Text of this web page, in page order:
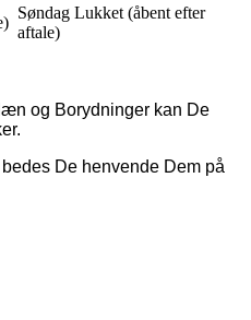
Søndag Lukket (åbent efter
aftale)
og Borydninger kan De
De henvende Dem på